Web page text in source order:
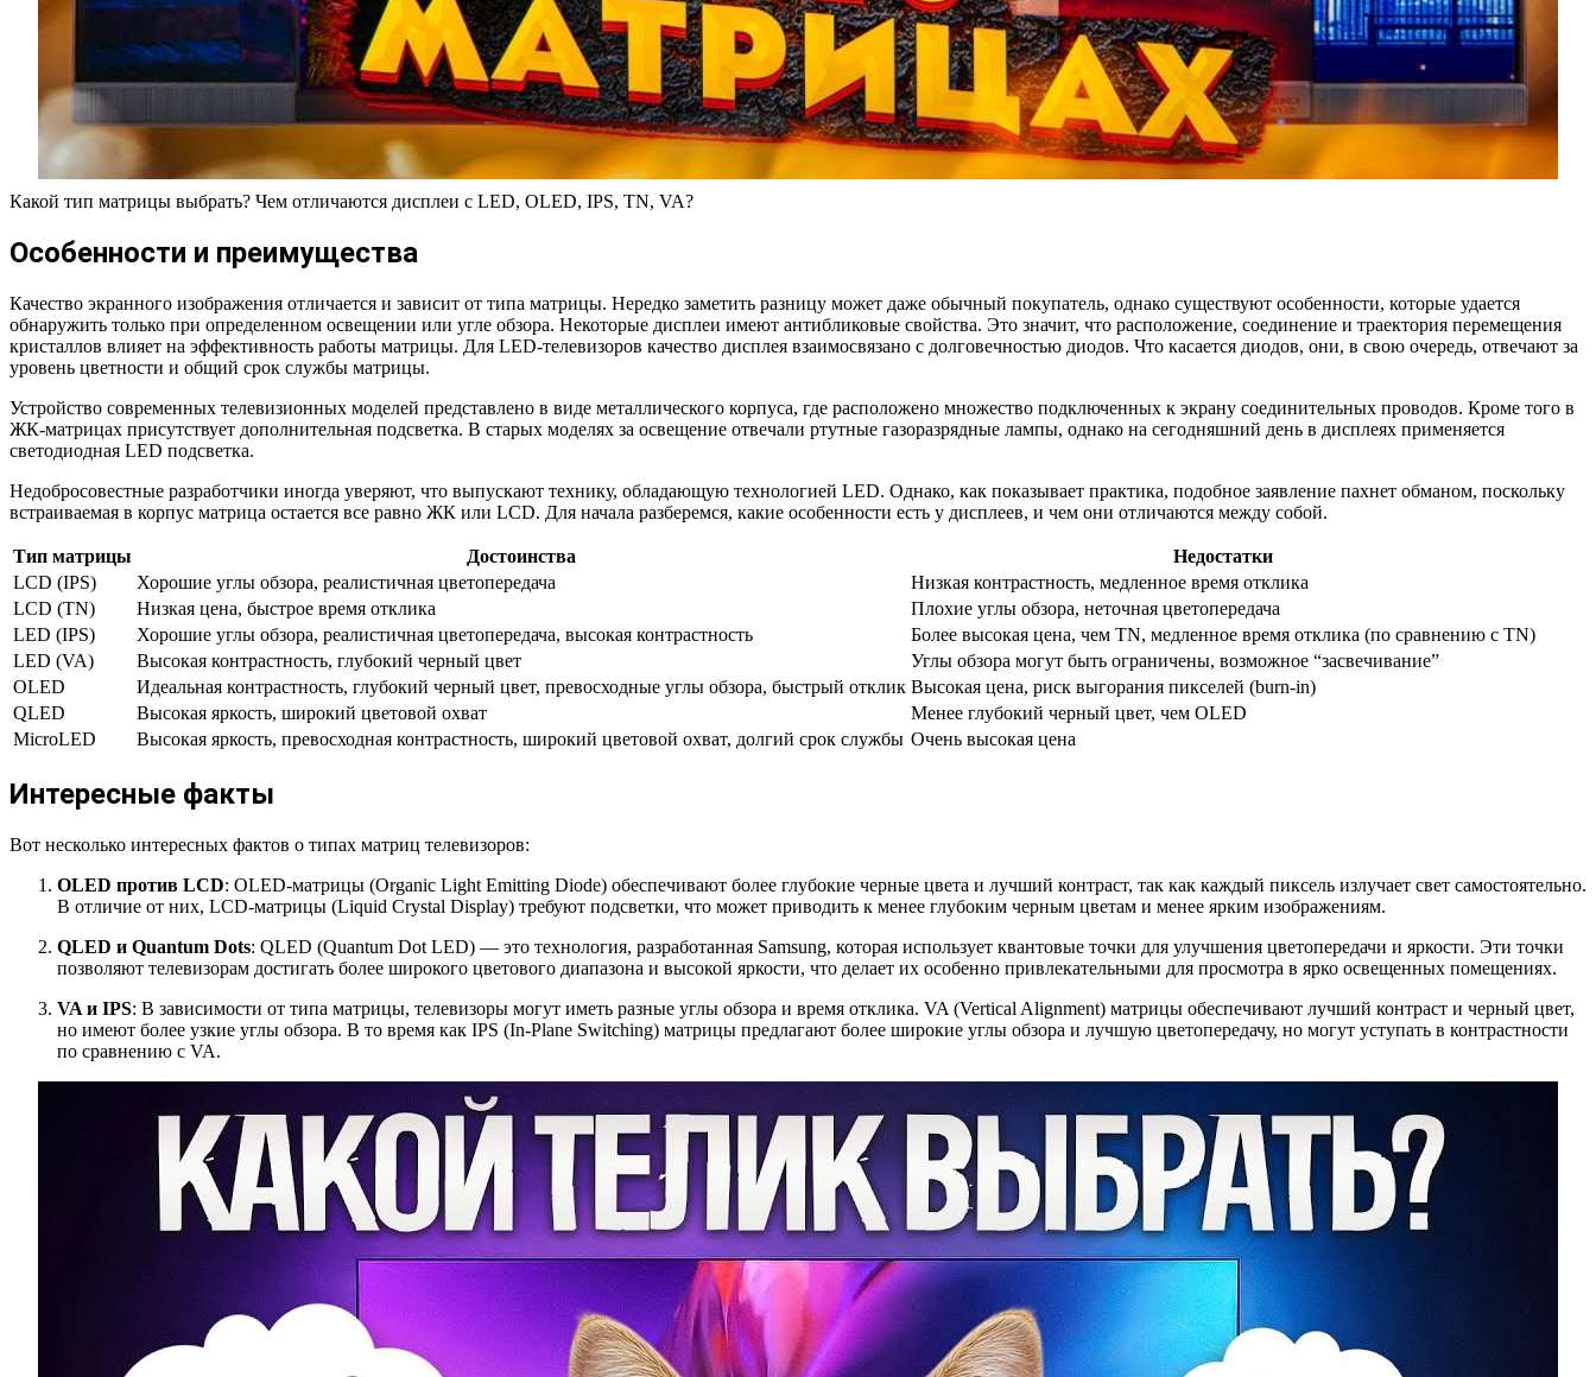
Какой тип матрицы выбрать? Чем отличаются дисплеи с LED, OLED, IPS, TN, VA?
Особенности и преимущества
Качество экранного изображения отличается и зависит от типа матрицы. Нередко заметить разницу может даже обычный покупатель, однако существуют особенности, которые удается
обнаружить только при определенном освещении или угле обзора. Некоторые дисплеи имеют антибликовые свойства. Это значит, что расположение, соединение и траектория перемещения
кристаллов влияет на эффективность работы матрицы. Для LED-телевизоров качество дисплея взаимосвязано с долговечностью диодов. Что касается диодов, они, в свою очередь, отвечают за
уровень цветности и общий срок службы матрицы.
Устройство современных телевизионных моделей представлено в виде металлического корпуса, где расположено множество подключенных к экрану соединительных проводов. Кроме того в
ЖК-матрицах присутствует дополнительная подсветка. В старых моделях за освещение отвечали ртутные газоразрядные лампы, однако на сегодняшний день в дисплеях применяется
светодиодная LED подсветка.
Недобросовестные разработчики иногда уверяют, что выпускают технику, обладающую технологией LED. Однако, как показывает практика, подобное заявление пахнет обманом, поскольку
встраиваемая в корпус матрица остается все равно ЖК или LCD. Для начала разберемся, какие особенности есть у дисплеев, и чем они отличаются между собой.
Тип матрицы Достоинства
Недостатки
LCD (IPS)
Хорошие углы обзора, реалистичная цветопередача
Низкая контрастность, медленное время отклика
LCD (TN)
Низкая цена, быстрое время отклика
Плохие углы обзора, неточная цветопередача
LED (IPS)
Хорошие углы обзора, реалистичная цветопередача, высокая контрастность
Более высокая цена, чем TN, медленное время отклика (по сравнению с TN)
LED (VA)
Высокая контрастность, глубокий черный цвет
Углы обзора могут быть ограничены, возможное “засвечивание”
OLED
Идеальная контрастность, глубокий черный цвет, превосходные углы обзора, быстрый отклик Высокая цена, риск выгорания пикселей (burn-in)
QLED
Высокая яркость, широкий цветовой охват
Менее глубокий черный цвет, чем OLED
MicroLED
Высокая яркость, превосходная контрастность, широкий цветовой охват, долгий срок службы Очень высокая цена
Интересные факты
Вот несколько интересных фактов о типах матриц телевизоров:
OLED против LCD: OLED-матрицы (Organic Light Emitting Diode) обеспечивают более глубокие черные цвета и лучший контраст, так как каждый пиксель излучает свет самостоятельно.
В отличие от них, LCD-матрицы (Liquid Crystal Display) требуют подсветки, что может приводить к менее глубоким черным цветам и менее ярким изображениям.
QLED и Quantum Dots: QLED (Quantum Dot LED) — это технология, разработанная Samsung, которая использует квантовые точки для улучшения цветопередачи и яркости. Эти точки
позволяют телевизорам достигать более широкого цветового диапазона и высокой яркости, что делает их особенно привлекательными для просмотра в ярко освещенных помещениях.
VA и IPS: В зависимости от типа матрицы, телевизоры могут иметь разные углы обзора и время отклика. VA (Vertical Alignment) матрицы обеспечивают лучший контраст и черный цвет,
но имеют более узкие углы обзора. В то время как IPS (In-Plane Switching) матрицы предлагают более широкие углы обзора и лучшую цветопередачу, но могут уступать в контрастности
по сравнению с VA.